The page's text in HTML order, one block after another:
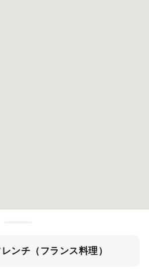
ンチ（フランス料理）